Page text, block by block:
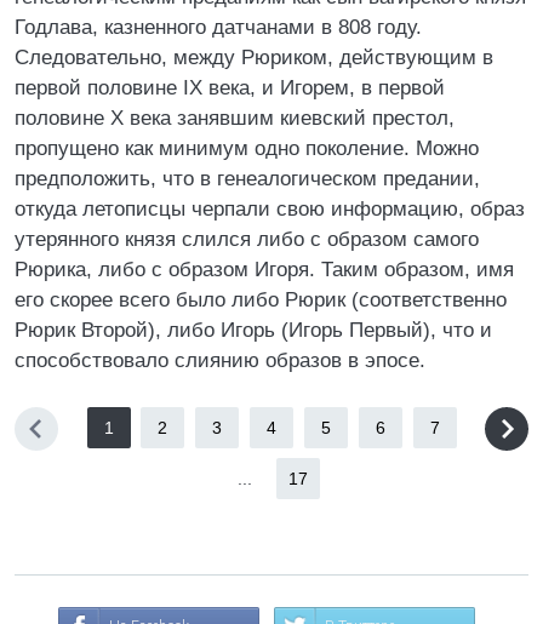
Годлава, казненного датчанами в 808 году.
Следовательно, между Рюриком, действующим в
первой половине IX века, и Игорем, в первой
половине X века занявшим киевский престол,
пропущено как минимум одно поколение. Можно
предположить, что в генеалогическом предании,
откуда летописцы черпали свою информацию, образ
утерянного князя слился либо с образом самого
Рюрика, либо с образом Игоря. Таким образом, имя
его скорее всего было либо Рюрик (соответственно
Рюрик Второй), либо Игорь (Игорь Первый), что и
способствовало слиянию образов в эпосе.
1 2 3 4 5 6 7
17